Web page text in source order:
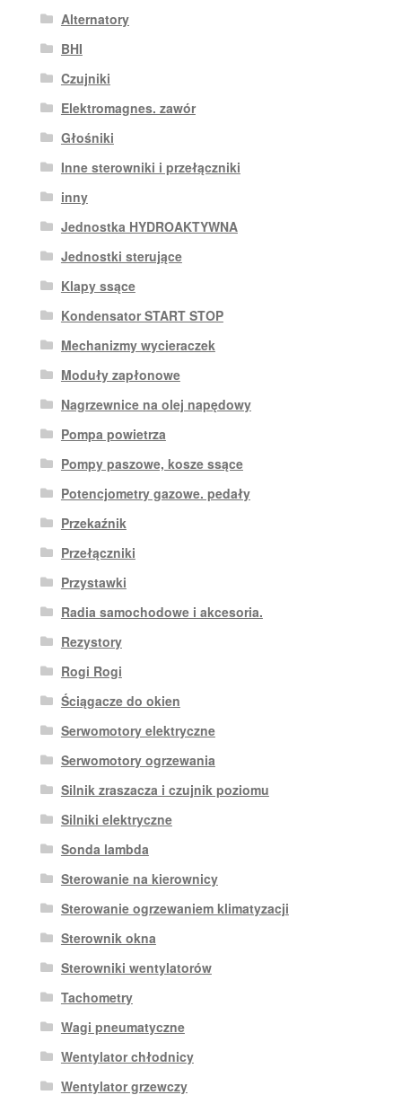
Alternatory
BHI
Czujniki
Elektromagnes. zawór
Głośniki
Inne sterowniki i przełączniki
inny
Jednostka HYDROAKTYWNA
Jednostki sterujące
Klapy ssące
Kondensator START STOP
Mechanizmy wycieraczek
Moduły zapłonowe
Nagrzewnice na olej napędowy
Pompa powietrza
Pompy paszowe, kosze ssące
Potencjometry gazowe. pedały
Przekaźnik
Przełączniki
Przystawki
Radia samochodowe i akcesoria.
Rezystory
Rogi Rogi
Ściągacze do okien
Serwomotory elektryczne
Serwomotory ogrzewania
Silnik zraszacza i czujnik poziomu
Silniki elektryczne
Sonda lambda
Sterowanie na kierownicy
Sterowanie ogrzewaniem klimatyzacji
Sterownik okna
Sterowniki wentylatorów
Tachometry
Wagi pneumatyczne
Wentylator chłodnicy
Wentylator grzewczy